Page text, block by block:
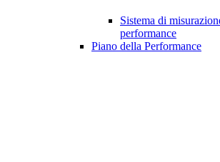
Sistema di
performance
Piano della Performance